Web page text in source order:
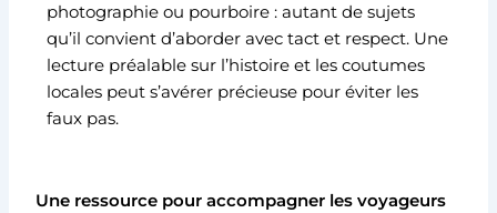
photographie ou pourboire : autant de sujets
qu’il convient d’aborder avec tact et respect. Une
lecture préalable sur l’histoire et les coutumes
locales peut s’avérer précieuse pour éviter les
faux pas.
Une ressource pour accompagner les voyageurs